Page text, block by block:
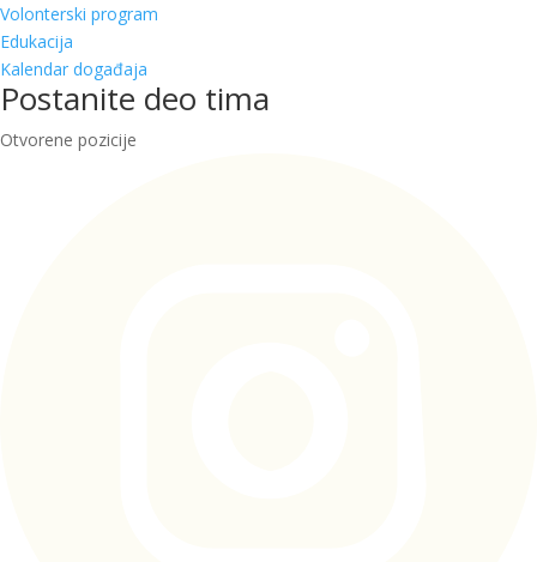
Volonterski program
Edukacija
Kalendar događaja
Postanite deo tima
Otvorene pozicije